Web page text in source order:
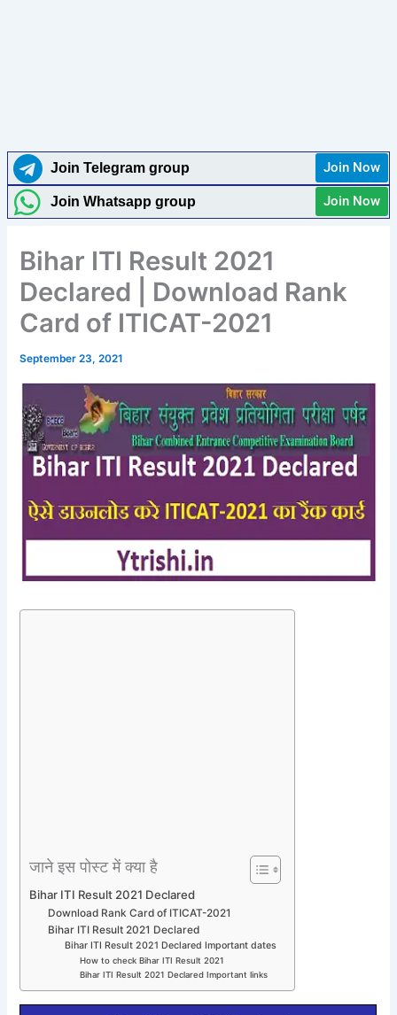
Join Telegram group Join Now
Join Whatsapp group Join Now
Bihar ITI Result 2021
Declared | Download Rank
Card of ITICAT-2021
September 23, 2021
जाने इस पोस्ट में क्या है
Bihar ITI Result 2021 Declared
Download Rank Card of ITICAT-2021
Bihar ITI Result 2021 Declared
Bihar ITI Result 2021 Declared Important dates
How to check Bihar ITI Result 2021
Bihar ITI Result 2021 Declared Important links